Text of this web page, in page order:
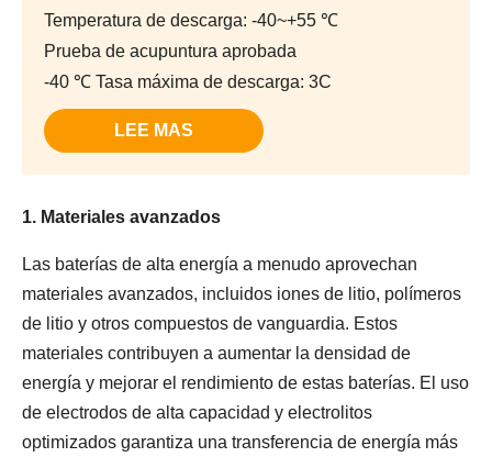
Temperatura de descarga: -40~+55 ℃
Prueba de acupuntura aprobada
-40 ℃ Tasa máxima de descarga: 3C
LEE MAS
1. Materiales avanzados
Las baterías de alta energía a menudo aprovechan
materiales avanzados, incluidos iones de litio, polímeros
de litio y otros compuestos de vanguardia. Estos
materiales contribuyen a aumentar la densidad de
energía y mejorar el rendimiento de estas baterías. El uso
de electrodos de alta capacidad y electrolitos
optimizados garantiza una transferencia de energía más